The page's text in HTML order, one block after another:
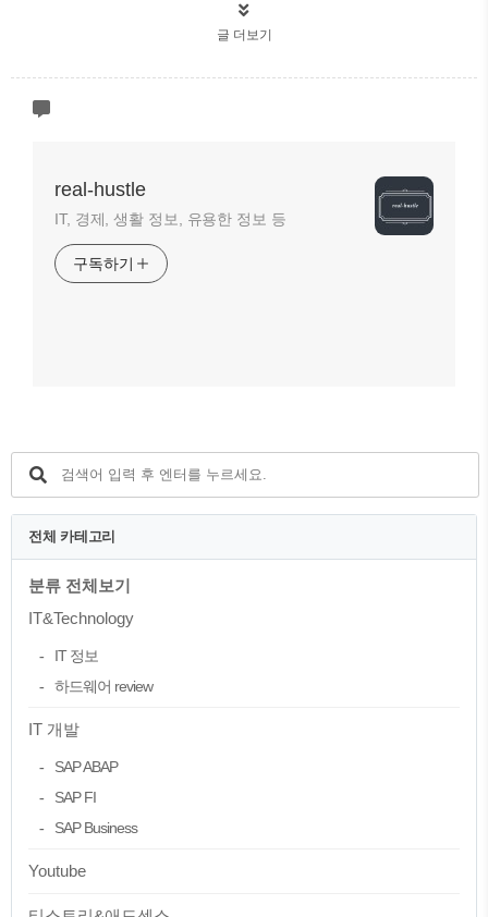
글 더보기
real-hustle
IT, 경제, 생활 정보, 유용한 정보 등
구독하기
전체 카테고리
분류 전체보기
IT&Technology
IT 정보
하드웨어 review
IT 개발
SAP ABAP
SAP FI
SAP Business
Youtube